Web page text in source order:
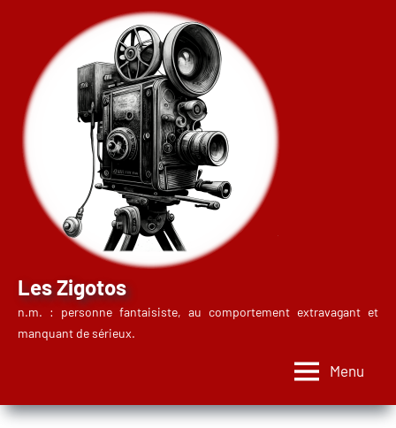
contenu
Les Zigotos
n.m. : personne fantaisiste, au comportement extravagant et
manquant de sérieux.
Menu